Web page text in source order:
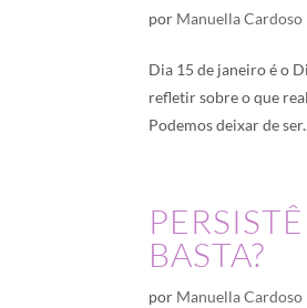
por Manuella Cardoso
Dia 15 de janeiro é o
refletir sobre o que
Podemos deixar de
BASTA?
por Manuella Cardoso